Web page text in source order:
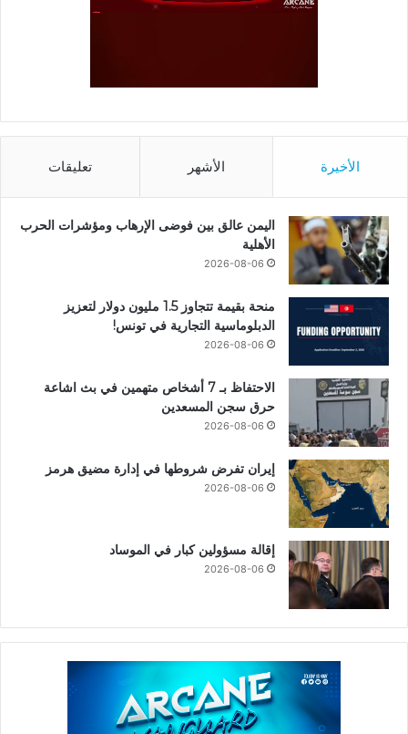
الأخيرة الأشهر تعليقات
اليمن عالق بين فوضى الإرهاب ومؤشرات الحرب
الأهلية
2026-08-06
منحة بقيمة تتجاوز 1.5 مليون دولار لتعزيز
الدبلوماسية التجارية في تونس!
2026-08-06
الاحتفاظ بـ 7 أشخاص متهمين في بث اشاعة
حرق سجن المسعدين
2026-08-06
إيران تفرض شروطها في إدارة مضيق هرمز
2026-08-06
إقالة مسؤولين كبار في الموساد
2026-08-06